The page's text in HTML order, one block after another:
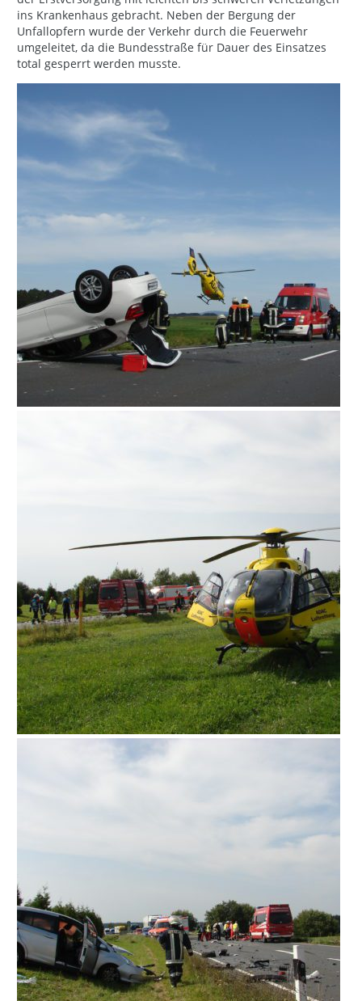
ins Krankenhaus gebracht. Neben der Bergung der
Unfallopfern wurde der Verkehr durch die Feuerwehr
umgeleitet, da die Bundesstraße für Dauer des Einsatzes
total gesperrt werden musste.